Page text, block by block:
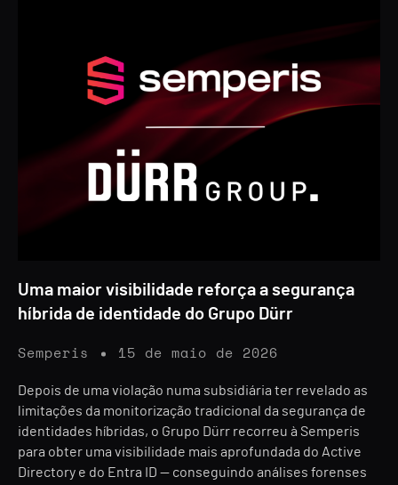
Uma maior visibilidade reforça a segurança
híbrida de identidade do Grupo Dürr
Semperis 15 de maio de 2026
Depois de uma violação numa subsidiária ter revelado as
limitações da monitorização tradicional da segurança de
identidades híbridas, o Grupo Dürr recorreu à Semperis
para obter uma visibilidade mais aprofundada do Active
Directory e do Entra ID — conseguindo análises forenses